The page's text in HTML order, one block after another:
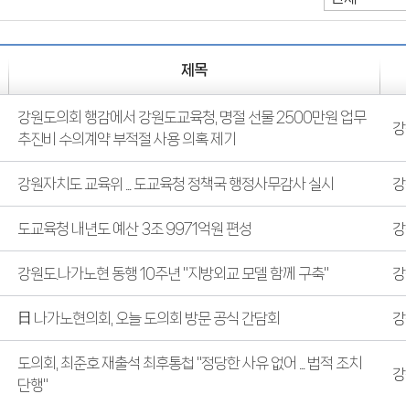
제목
강원도의회 행감에서 강원도교육청, 명절 선물 2500만원 업무
추진비 수의계약 부적절 사용 의혹 제기
강원자치도 교육위 ... 도교육청 정책국 행정사무감사 실시
도교육청 내년도 예산 3조 9971억원 편성
강원도.나가노현 동행 10주년 "지방외교 모델 함께 구축"
日 나가노현의회, 오늘 도의회 방문 공식 간담회
도의회, 최준호 재출석 최후통첩 "정당한 사유 없어 ... 법적 조치
단행"